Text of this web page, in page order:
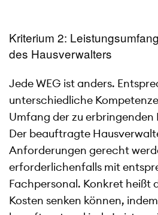
Kriterium 2:
des Hausverwalters
Jede WEG ist anders.
unterschiedliche
Umfang der zu erbringenden
Der beauftragte
Anforderungen gerecht
erforderlichenfalls mit
Fachpersonal. Konkret heißt
Kosten senken können,